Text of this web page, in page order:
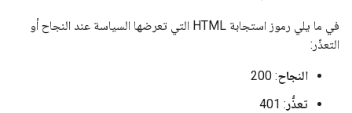
في ما يلي رموز استجابة HTML التي تعرضها السياسة عند النجاح أو
التعذّر:
النجاح: 200
تعذُّر : 401